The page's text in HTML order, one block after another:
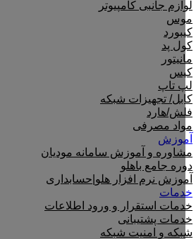
لوازم جانبی کامپیوتر
موس
کیبورد
کول پد
مانیتور
کیس
لپ تاپ
کابل/ تجهیزات شبکه
فلش/هارد
مواد مصرفی
آموزش
مشاوره و آموزش سامانه مودیان
دوره جامع باهلو
آموزش نرم افزار هلو|حسابداری
خدمات
خدمات استقرار و ورود اطلاعات
خدمات پشتیبانی
شبکه و امنیت شبکه